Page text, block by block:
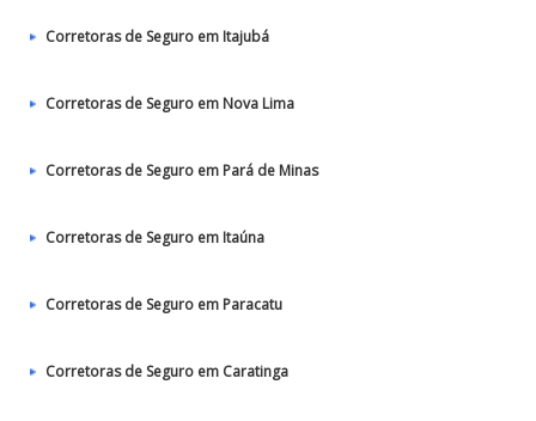
Corretoras de Seguro em Itajubá
Corretoras de Seguro em Nova Lima
Corretoras de Seguro em Pará de Minas
Corretoras de Seguro em Itaúna
Corretoras de Seguro em Paracatu
Corretoras de Seguro em Caratinga